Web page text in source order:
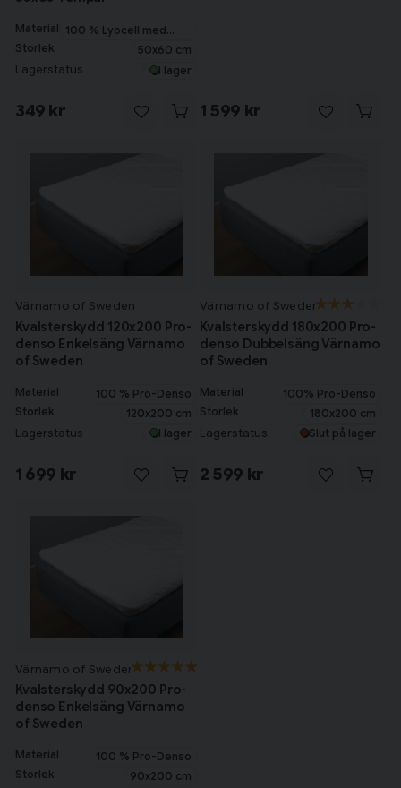
Material 100 % Lyocell med
Storlek 50x60 cm
Lagerstatus I lager
349 kr 1 599 kr
Värnamo of Sweden
Kvalsterskydd 120x200 Pro-
denso Enkelsäng Värnamo
of Sweden
Material
100 % Pro-Denso
Storlek
120x200 cm
Lagerstatus I lager
1 699 kr
Värnamo of Sweden
Kvalsterskydd 180x200 Pro-
denso Dubbelsäng Värnamo
of Sweden
Material
100% Pro-Denso
Storlek
180x200 cm
Lagerstatus Slut på lager
2 599 kr
Värnamo of Sweden
Kvalsterskydd 90x200 Pro-
denso Enkelsäng Värnamo
of Sweden
Material
100 % Pro-Denso
Storlek
90x200 cm